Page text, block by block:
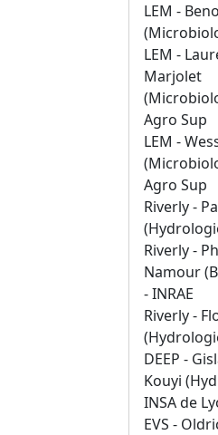
LEM -
LEM -
Marjolet
Agro Sup
LEM -
Agro Sup
Riverly -
Riverly -
Namour
- INRAE
Riverly -
DEEP -
Kouyi
INSA de
EVS -